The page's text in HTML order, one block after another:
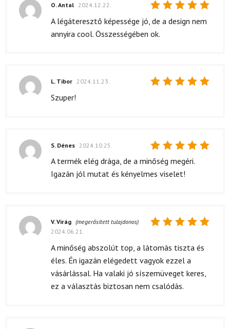
Értékelés:
O. Antal 2024.12.22.
A légáteresztő képessége jó, de a design nem
annyira cool. Összességében ok.
L. Tibor 2024.11.23.
Szuper!
Értékelés:
/ 5
S. Dénes 2024.10.25.
A termék elég drága, de a minőség megéri.
Igazán jól mutat és kényelmes viselet!
5/ 5
V. Virág (megerősített tulajdonos)
2024.06.21.
A minőség abszolút top, a látomás tiszta és
éles. Én igazán elégedett vagyok ezzel a
vásárlással. Ha valaki jó síszemüveget keres,
ez a választás biztosan nem csalódás.